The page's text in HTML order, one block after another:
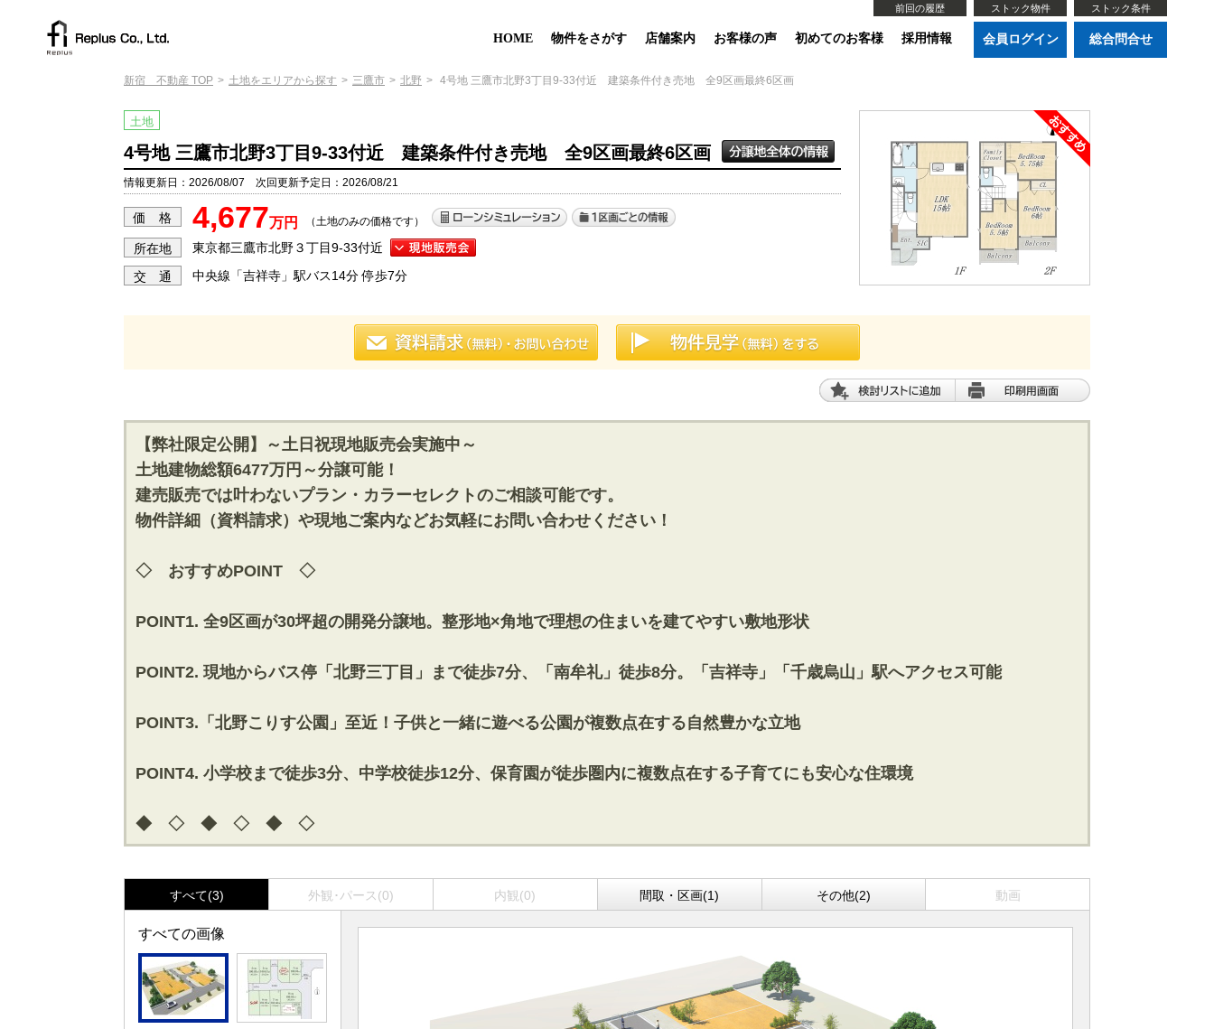
前回の履歴 ストック物件 ストック条件
会員ログイン 総合問合せ
HOME 物件をさがす 店舗案内 お客様の声 初めてのお客様 採用情報
新宿 不動産 TOP 土地をエリアから探す 三鷹市 北野 4号地 三鷹市北野3丁目9-33付近 建築条件付き売地 全9区画最終6区画
土地
4号地 三鷹市北野3丁目9-33付近 建築条件付き売地 全9区画最終6区画
情報更新日：2026/08/07 次回更新予定日：2026/08/21
価 格 4,677万円 （土地のみの価格です）
所在地 東京都三鷹市北野３丁目9-33付近
交 通 中央線「吉祥寺」駅バス14分 停歩7分
【弊社限定公開】～土日祝現地販売会実施中～
土地建物総額6477万円～分譲可能！
建売販売では叶わないプラン・カラーセレクトのご相談可能です。
物件詳細（資料請求）や現地ご案内などお気軽にお問い合わせください！
◇ おすすめPOINT ◇
POINT1. 全9区画が30坪超の開発分譲地。整形地×角地で理想の住まいを建てやすい敷地形状
POINT2. 現地からバス停「北野三丁目」まで徒歩7分、「南牟礼」徒歩8分。「吉祥寺」「千歳烏山」駅へアクセス可能
POINT3.「北野こりす公園」至近！子供と一緒に遊べる公園が複数点在する自然豊かな立地
POINT4. 小学校まで徒歩3分、中学校徒歩12分、保育園が徒歩圏内に複数点在する子育てにも安心な住環境
◆ ◇ ◆ ◇ ◆ ◇
すべて(3) 外観･パース(0) 内観(0) 間取・区画(1) その他(2) 動画
すべての画像